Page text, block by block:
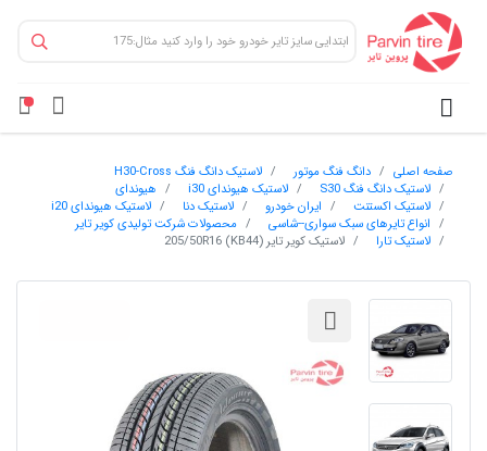
صفحه اصلی دانگ فنگ موتور
لاستیک دانگ فنگ H30-Cross
لاستیک دانگ فنگ S30
لاستیک هیوندای i30
هیوندای
لاستیک اکستنت
ایران خودرو لاستیک دنا
لاستیک هیوندای i20
انواع تایرهای سبک سواری--شاسی
محصولات شرکت تولیدی کویر تایر
لاستیک تارا
لاستیک کویر تایر 205/50R16 (KB44)